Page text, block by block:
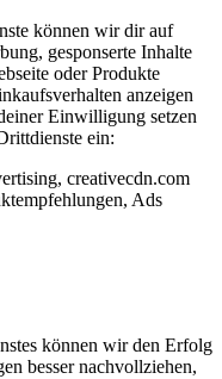
können wir dir auf
gesponserte Inhalte
oder Produkte
anzeigen
Einwilligung setzen
ein:
creativecdn.com
Ads
können wir den Erfolg
besser nachvollziehen,